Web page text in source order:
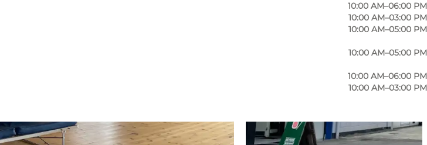
10:00 AM–06:00 PM
10:00 AM–03:00 PM
10:00 AM–05:00 PM
10:00 AM–05:00 PM
10:00 AM–06:00 PM
10:00 AM–03:00 PM